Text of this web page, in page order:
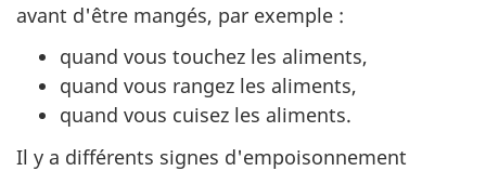
avant d'être mangés, par exemple :
quand vous touchez les aliments,
quand vous rangez les aliments,
quand vous cuisez les aliments.
Il y a différents signes d'empoisonnement